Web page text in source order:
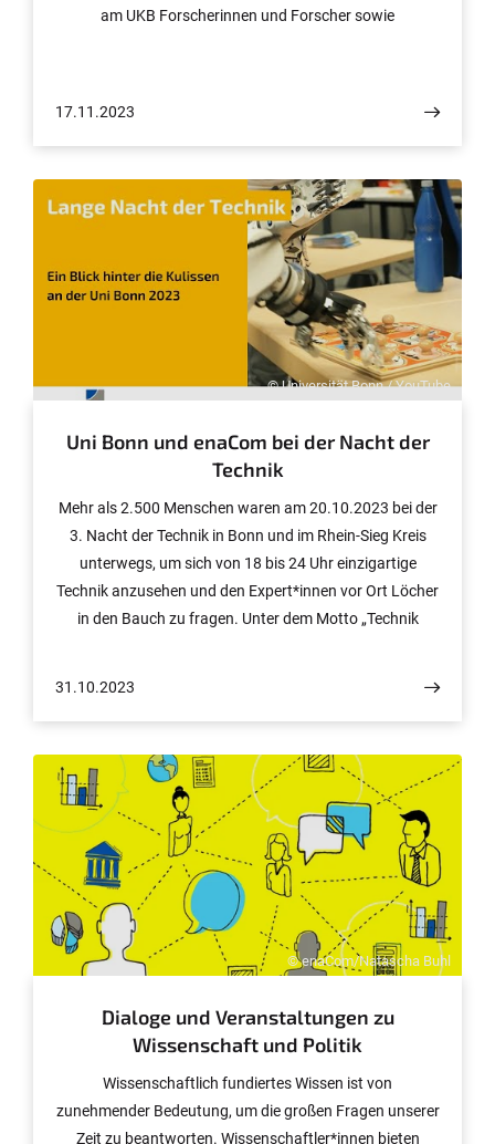
am UKB Forscherinnen und Forscher sowie
Bereich der medizinischen Bildgebung informieren.
17.11.2023
© Universität Bonn / YouTube
Uni Bonn und enaCom bei der Nacht der
Technik
Mehr als 2.500 Menschen waren am 20.10.2023 bei der
3. Nacht der Technik in Bonn und im Rhein-Sieg Kreis
unterwegs, um sich von 18 bis 24 Uhr einzigartige
Technik anzusehen und den Expert*innen vor Ort Löcher
in den Bauch zu fragen. Unter dem Motto „Technik
ihre Besucher*innen für Robotik, Geodäsie und
Astronomie.
31.10.2023
© enaCom/Natascha Buhl
Dialoge und Veranstaltungen zu
Wissenschaft und Politik
Wissenschaftlich fundiertes Wissen ist von
zunehmender Bedeutung, um die großen Fragen unserer
Zeit zu beantworten. Wissenschaftler*innen bieten